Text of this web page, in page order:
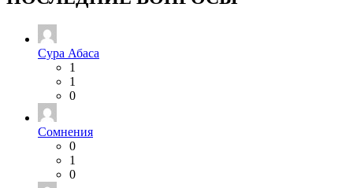
Сура Абаса
1
1
0
Сомнения
0
1
0